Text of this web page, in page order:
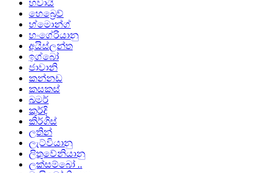
හවායි
හෙබ්‍රෙව්
හ්මොන්ග්
හංගේරියානු
අයිස්ලන්ත
ඉග්බෝ
ජාවානි
කන්නඩ
කසකස්
ඛමර්
කුර්දි
කිර්ගිස්
ලතින්
ලැට්වියානු
ලිතුවේනියානු
ලක්සම්බෝ ..